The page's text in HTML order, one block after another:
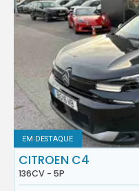
EM DESTAQUE
CITROEN C4
136CV - 5P